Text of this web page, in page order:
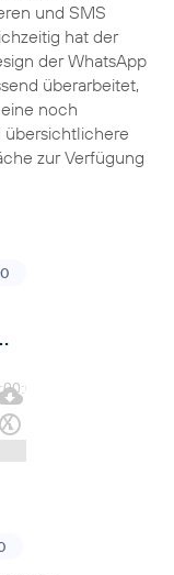
und SMS
hat der
der WhatsApp
überarbeitet,
noch
übersichtlichere
zur Verfügung